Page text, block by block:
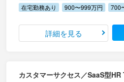
在宅勤務あり
900〜999万円 700
詳細を見る
カスタマーサクセス／SaaS型